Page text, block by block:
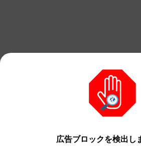
広告ブロックを検出し